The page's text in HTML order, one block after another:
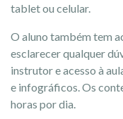
tablet ou celular.
O aluno também tem
esclarecer qualquer
instrutor e acesso à
e infográficos. Os
horas por dia.